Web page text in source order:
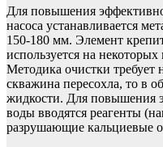
Для повышения
насоса устанавливается
150-180 мм. Элемент
используется на
Методика очистки требует
скважина пересохла, то в
жидкости. Для повышения
воды вводятся реагенты
разрушающие кальциевые